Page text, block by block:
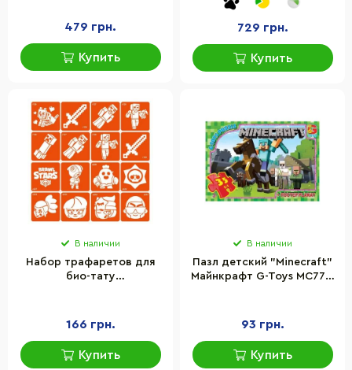
479 грн.
Купить
729 грн.
Купить
В наличии
Набор трафаретов для
био-тату
Minecraft_Brawl-Stars_16
166 грн.
Купить
В наличии
Пазл детский "Minecraft"
Майнкрафт G-Toys MC773,
93 грн.
Купить